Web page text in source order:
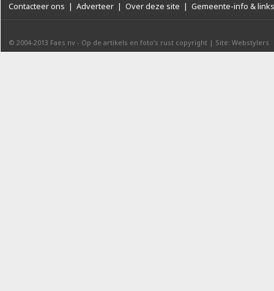
Contacteer ons | Adverteer | Over deze site | Gemeente-info & links
© 2004-2013 Faes nv - Op de artikels en foto’s rust copyright | Site: Webstylers